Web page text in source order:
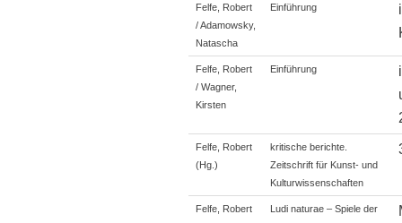
Felfe, Robert
/ Adamowsky,
Natascha
Einführung
Felfe, Robert
/ Wagner,
Kirsten
Einführung
Felfe, Robert
(Hg.)
kritische berichte.
Zeitschrift für Kunst- und
Kulturwissenschaften
Felfe, Robert
Ludi naturae – Spiele der